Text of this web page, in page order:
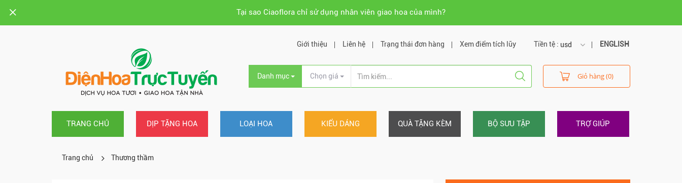
Tại sao Ciaoflora chỉ sử dụng nhân viên giao hoa của mình?
Tiền tệ : usd
usd
vnd
ENGLISH
Giới thiệu Liên hệ Trạng thái đơn hàng Xem điểm tích lũy
Danh mục Chọn giá Giỏ hàng (0)
TRANG CHỦ DỊP TẶNG HOA LOẠI HOA KIỂU DÁNG QUÀ TẶNG KÈM BỘ SƯU TẬP TRỢ GIÚP
Trang chủ Thương thầm